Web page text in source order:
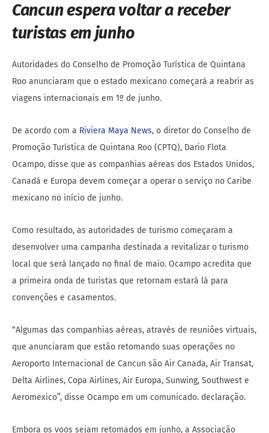
Cancun espera voltar a receber
turistas em junho
Autoridades do Conselho de Promoção Turística de Quintana
Roo anunciaram que o estado mexicano começará a reabrir as
viagens internacionais em 1º de junho.
De acordo com a Riviera Maya News, o diretor do Conselho de
Promoção Turística de Quintana Roo (CPTQ), Dario Flota
Ocampo, disse que as companhias aéreas dos Estados Unidos,
Canadá e Europa devem começar a operar o serviço no Caribe
mexicano no início de junho.
Como resultado, as autoridades de turismo começaram a
desenvolver uma campanha destinada a revitalizar o turismo
local que será lançado no final de maio. Ocampo acredita que
a primeira onda de turistas que retornam estará lá para
convenções e casamentos.
“Algumas das companhias aéreas, através de reuniões virtuais,
que anunciaram que estão retomando suas operações no
Aeroporto Internacional de Cancun são Air Canada, Air Transat,
Delta Airlines, Copa Airlines, Air Europa, Sunwing, Southwest e
Aeromexico”, disse Ocampo em um comunicado. declaração.
Embora os voos sejam retomados em junho, a Associação